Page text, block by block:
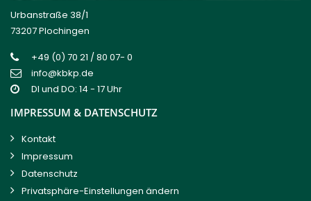
Urbanstraße 38/1
73207 Plochingen
+49 (0) 70 21 / 80 07- 0
info@kbkp.de
DI und DO: 14 - 17 Uhr
IMPRESSUM & DATENSCHUTZ
Kontakt
Impressum
Datenschutz
Privatsphäre-Einstellungen ändern